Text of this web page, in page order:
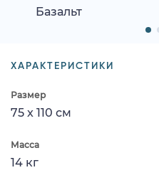
Базальт
ХАРАКТЕРИСТИКИ
Размер
75 x 110 см
Масса
14 кг